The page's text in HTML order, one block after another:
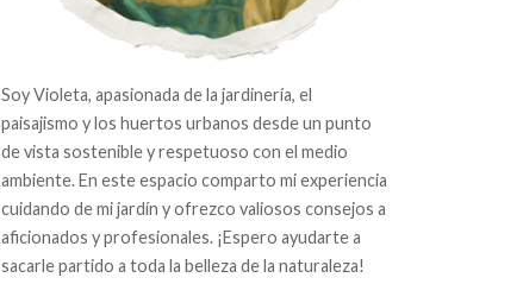
Soy Violeta, apasionada de la jardinería, el
paisajismo y los huertos urbanos desde un punto
de vista sostenible y respetuoso con el medio
ambiente. En este espacio comparto mi experiencia
cuidando de mi jardín y ofrezco valiosos consejos a
aficionados y profesionales. ¡Espero ayudarte a
sacarle partido a toda la belleza de la naturaleza!